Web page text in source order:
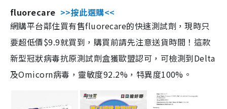
fluorecare >>按此選購<<
網購平台鄰住買有售fluorecare的快速測試劑，現時只
要超低價$9.9就買到，購買前請先注意送貨時間！這款
新型冠狀病毒抗原測試劑盒獲歐盟認可，可檢測到Delta
及Omicorn病毒，靈敏度92.2%，特異度100%。